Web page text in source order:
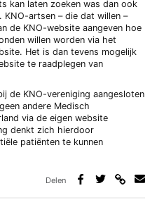
kan laten zoeken was dan ook
artsen – die dat willen –
de KNO-website aangeven hoe
willen worden via het
Het is dan tevens mogelijk
te raadplegen van
de KNO-vereniging aangesloten
andere Medisch
via de eigen website
denkt zich hierdoor
patiënten te kunnen
Delen